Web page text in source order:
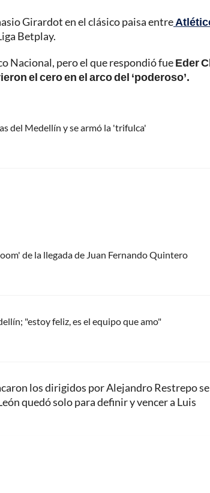
Girardot en el clásico paisa entre
Betplay.
Nacional, pero el que respondió fueEder
el cero en el arco del ‘poderoso’.
del Medellín y se armó la 'trifulca'
de la llegada de Juan Fernando Quintero
"estoy feliz, es el equipo que amo"
los dirigidos por Alejandro Restrepo se
quedó solo para definir y vencer a Luis